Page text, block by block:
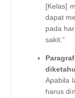
[Kelas]
dapat
pada
sakit.”
Apabila
harus